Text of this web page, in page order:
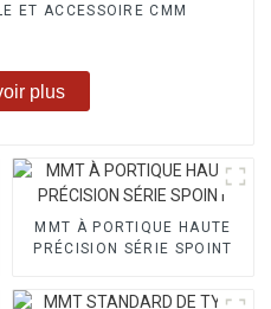
ET ACCESSOIRE CMM
plus
MMT À PORTIQUE HAUTE
PRÉCISION SÉRIE SPOINT